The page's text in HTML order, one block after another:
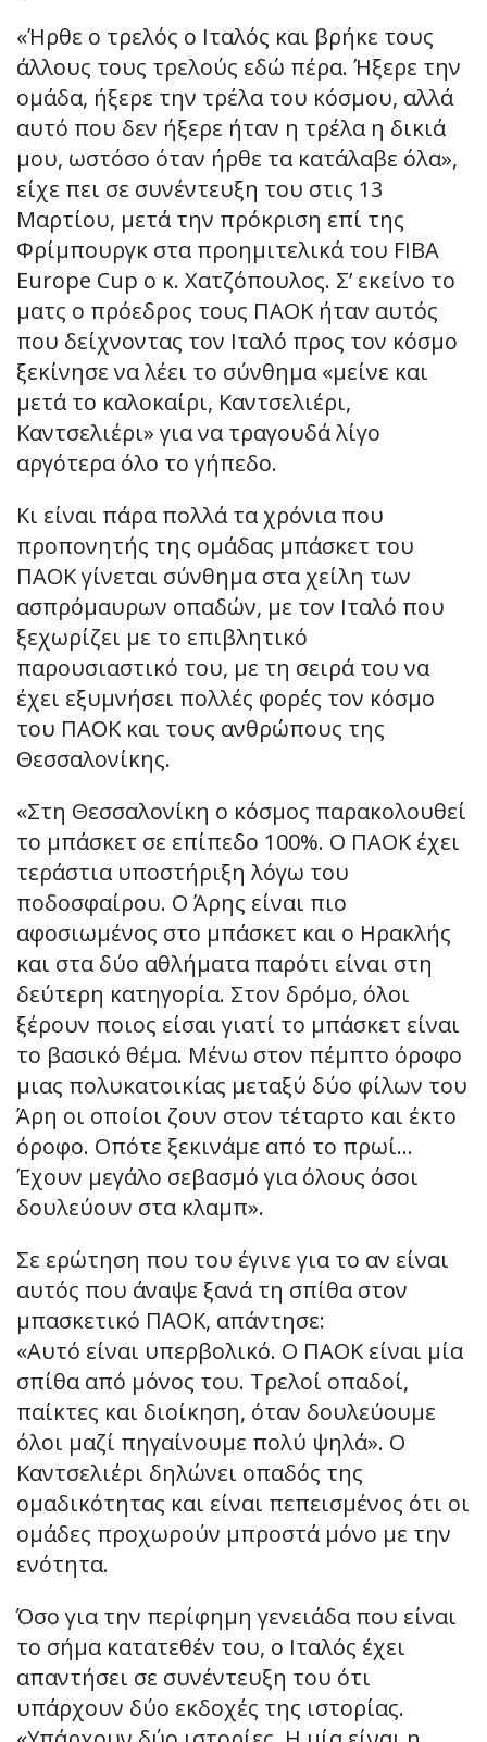
«Ήρθε ο τρελός ο Ιταλός και βρήκε τους
άλλους τους τρελούς εδώ πέρα. Ήξερε την
ομάδα, ήξερε την τρέλα του κόσμου, αλλά
αυτό που δεν ήξερε ήταν η τρέλα η δικιά
μου, ωστόσο όταν ήρθε τα κατάλαβε όλα»,
είχε πει σε συνέντευξη του στις 13
Μαρτίου, μετά την πρόκριση επί της
Φρίμπουργκ στα προημιτελικά του FIBA
Europe Cup o κ. Χατζόπουλος. Σ’ εκείνο το
ματς ο πρόεδρος τους ΠΑΟΚ ήταν αυτός
που δείχνοντας τον Ιταλό προς τον κόσμο
ξεκίνησε να λέει το σύνθημα «μείνε και
μετά το καλοκαίρι, Καντσελιέρι,
Καντσελιέρι» για να τραγουδά λίγο
αργότερα όλο το γήπεδο.
Κι είναι πάρα πολλά τα χρόνια που
προπονητής της ομάδας μπάσκετ του
ΠΑΟΚ γίνεται σύνθημα στα χείλη των
ασπρόμαυρων οπαδών, με τον Ιταλό που
ξεχωρίζει με το επιβλητικό
παρουσιαστικό του, με τη σειρά του να
έχει εξυμνήσει πολλές φορές τον κόσμο
του ΠΑΟΚ και τους ανθρώπους της
Θεσσαλονίκης.
«Στη Θεσσαλονίκη ο κόσμος παρακολουθεί
το μπάσκετ σε επίπεδο 100%. Ο ΠΑΟΚ έχει
τεράστια υποστήριξη λόγω του
ποδοσφαίρου. Ο Άρης είναι πιο
αφοσιωμένος στο μπάσκετ και ο Ηρακλής
και στα δύο αθλήματα παρότι είναι στη
δεύτερη κατηγορία. Στον δρόμο, όλοι
ξέρουν ποιος είσαι γιατί το μπάσκετ είναι
το βασικό θέμα. Μένω στον πέμπτο όροφο
μιας πολυκατοικίας μεταξύ δύο φίλων του
Άρη οι οποίοι ζουν στον τέταρτο και έκτο
όροφο. Οπότε ξεκινάμε από το πρωί…
Έχουν μεγάλο σεβασμό για όλους όσοι
δουλεύουν στα κλαμπ».
Σε ερώτηση που του έγινε για το αν είναι
αυτός που άναψε ξανά τη σπίθα στον
μπασκετικό ΠΑΟΚ, απάντησε:
«Αυτό είναι υπερβολικό. Ο ΠΑΟΚ είναι μία
σπίθα από μόνος του. Τρελοί οπαδοί,
παίκτες και διοίκηση, όταν δουλεύουμε
όλοι μαζί πηγαίνουμε πολύ ψηλά». Ο
Καντσελιέρι δηλώνει οπαδός της
ομαδικότητας και είναι πεπεισμένος ότι οι
ομάδες προχωρούν μπροστά μόνο με την
ενότητα.
Όσο για την περίφημη γενειάδα που είναι
το σήμα κατατεθέν του, ο Ιταλός έχει
απαντήσει σε συνέντευξη του ότι
υπάρχουν δύο εκδοχές της ιστορίας.